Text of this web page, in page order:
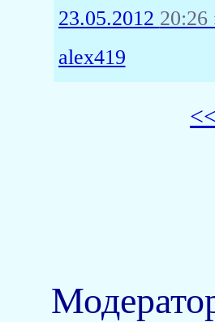
23.05.2012 20:26
alex419